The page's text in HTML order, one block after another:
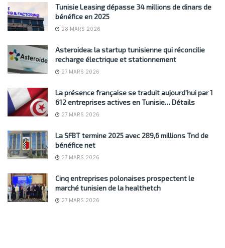
Tunisie Leasing dépasse 34 millions de dinars de
bénéfice en 2025
28 MARS 2026
Asteroidea: la startup tunisienne qui réconcilie
recharge électrique et stationnement
27 MARS 2026
La présence française se traduit aujourd’hui par 1
612 entreprises actives en Tunisie… Détails
27 MARS 2026
La SFBT termine 2025 avec 289,6 millions Tnd de
bénéfice net
27 MARS 2026
Cinq entreprises polonaises prospectent le
marché tunisien de la healthetch
27 MARS 2026